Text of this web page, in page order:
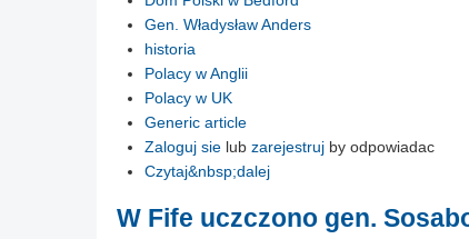
Gen. Władysław Anders
historia
Polacy w Anglii
Polacy w UK
Generic article
Zaloguj sie lub zarejestruj by odpowiadac
Czytaj&nbsp;dalej
W Fife uczczono gen.